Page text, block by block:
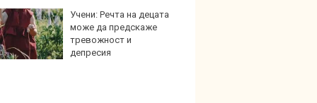
Учени: Речта на децата
може да предскаже
тревожност и
депресия